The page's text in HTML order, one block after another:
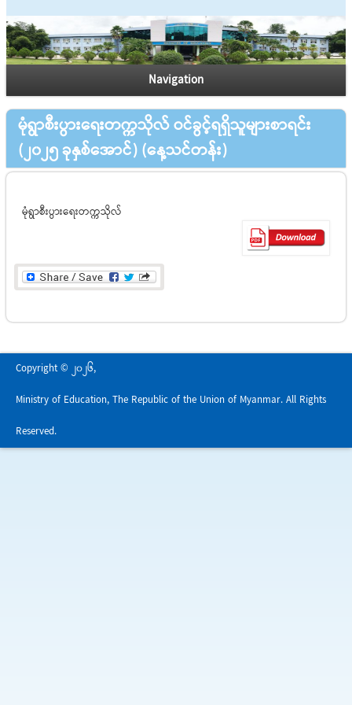
Navigation
မုံရွာစီးပွားရေးတက္ကသိုလ် ဝင်ခွင့်ရရှိသူများစာရင်း
(၂၀၂၅ ခုနှစ်အောင်) (နေ့သင်တန်း)
မုံရွာစီးပွားရေးတက္ကသိုလ်
Copyright © 2026,
Ministry of Education, The Republic of the Union of Myanmar. All Rights
Reserved.